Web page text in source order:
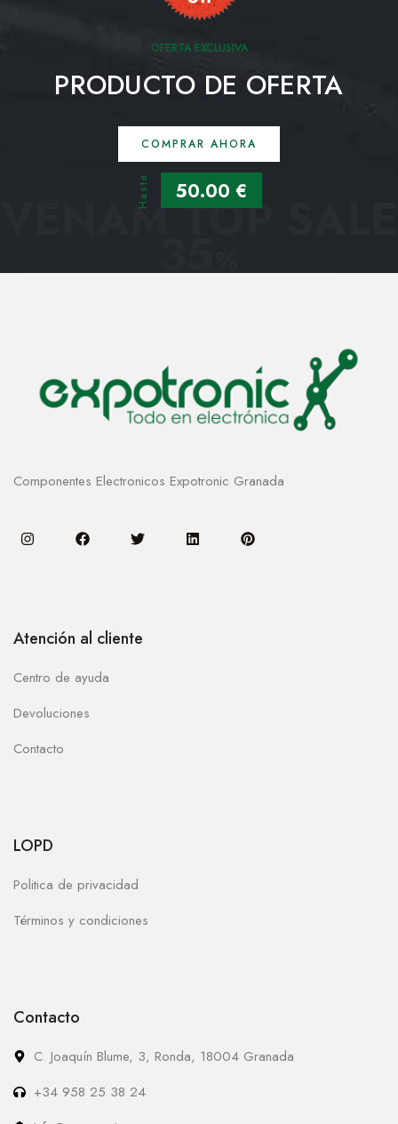
OFERTA EXCLUSIVA
PRODUCTO DE OFERTA
COMPRAR AHORA
Hasta 50.00 €
VENAM TOP SALE
35
Componentes Electronicos Expotronic Granada
Atención al cliente
Centro de ayuda
Devoluciones
Contacto
LOPD
Politica de privacidad
Términos y condiciones
Contacto
C. Joaquín Blume, 3, Ronda, 18004 Granada
+34 958 25 38 24